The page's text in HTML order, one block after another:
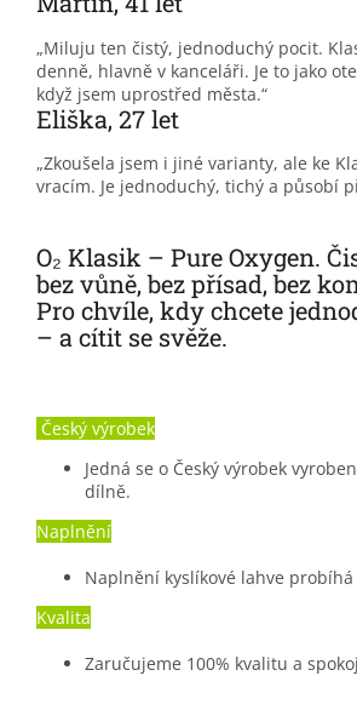
„Miluju ten čistý, jednoduchý pocit.
denně, hlavně v kanceláři. Je to jako
když jsem uprostřed města.“
Eliška, 27 let
„Zkoušela jsem i jiné varianty, ale ke
vracím. Je jednoduchý, tichý a působí
O₂ Klasik – Pure Oxygen.
bez vůně, bez přísad, bez
Pro chvíle, kdy chcete
– a cítit se svěže.
Český výrobek
Jedná se o Český výrobek
dílně.
Naplnění
Naplnění kyslíkové lahve
Kvalita
Zaručujeme 100% kvalitu a